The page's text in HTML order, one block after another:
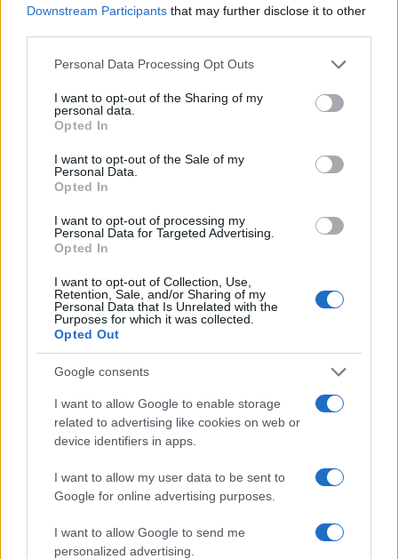
Downstream Participants that may further disclose it to other
Please note that this website/app uses one or more Google
not limited to your visit or usage behaviour. You may click to
grant or deny consent to Google and its third-party tags to
use your data for below specified purposes in below Google
consent section.
Personal Data Processing Opt Outs
I want to opt-out of the Sharing of my
personal data.
Opted In
I want to opt-out of the Sale of my
Personal Data.
Opted In
I want to opt-out of processing my
Personal Data for Targeted Advertising.
Opted In
I want to opt-out of Collection, Use,
Retention, Sale, and/or Sharing of my
Personal Data that Is Unrelated with the
Purposes for which it was collected.
Opted Out
Google consents
I want to allow Google to enable storage
related to advertising like cookies on web or
device identifiers in apps.
I want to allow my user data to be sent to
Google for online advertising purposes.
I want to allow Google to send me
personalized advertising.
Notizie in tempo reale?
Entra nel canale telegram di
GalluraOggi.it
Ricevi le nostre ultime news
daGoogle News
Condividi l'articolo
F
a
ce
b
o
o
k
T
w
it
te
r
Pi
n
te
re
st
W
h
at
s
A
p
p
S
h
a
re
Articolo precedente
Prossimo articolo
NOTIZIE RECENTI
Sangue, musica e solidarietà con Avis Olbia al